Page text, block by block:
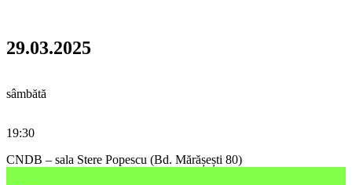
29.03.2025
sâmbătă
19:30
CNDB – sala Stere Popescu (Bd. Mărășești 80)